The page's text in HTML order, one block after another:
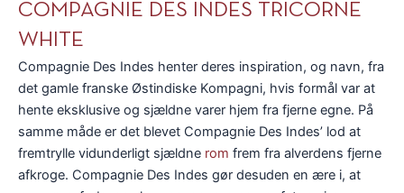
COMPAGNIE DES INDES TRICORNE
WHITE
Compagnie Des Indes henter deres inspiration, og navn, fra
det gamle franske Østindiske Kompagni, hvis formål var at
hente eksklusive og sjældne varer hjem fra fjerne egne. På
samme måde er det blevet Compagnie Des Indes’ lod at
fremtrylle vidunderligt sjældne rom frem fra alverdens fjerne
afkroge. Compagnie Des Indes gør desuden en ære i, at